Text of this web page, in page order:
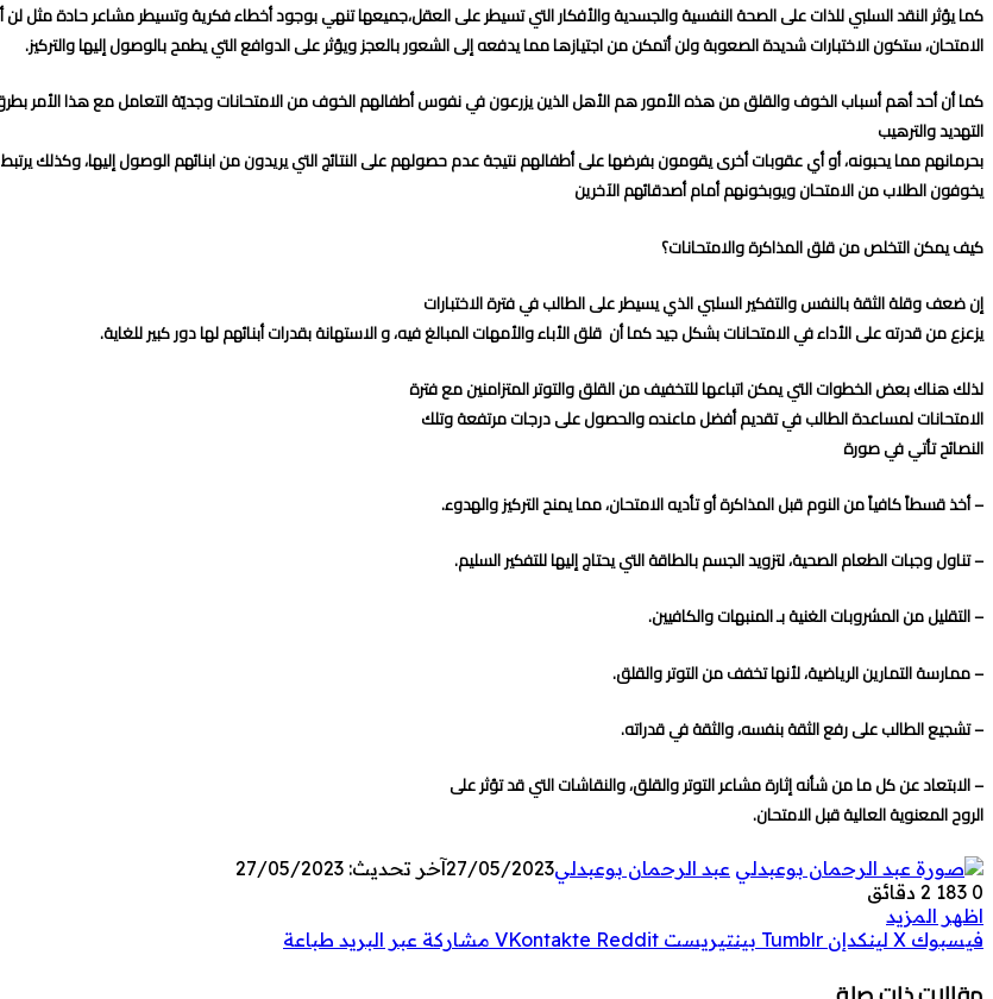
كما يؤثر النقد السلبي للذات على الصحة النفسية والجسدية والأفكار التي تسيطر على العقل،جميعها تنهي بوجود أخطاء فكرية وتسيطر مشاعر حادة مثل لن
الامتحان، ستكون الاختبارات شديدة الصعوبة ولن أتمكن من اجتيازها مما يدفعه إلى الشعور بالعجز ويؤثر على الدوافع التي يطمح بالوصول إليها والتركيز.
كما أن أحد أهم أسباب الخوف والقلق من هذه الأمور هم الأهل الذين يزرعون في نفوس أطفالهم الخوف من الامتحانات وجديّة التعامل مع هذا الأمر
التهديد والترهيب
بحرمانهم مما يحبونه، أو أي عقوبات أخرى يقومون بفرضها على أطفالهم نتيجة عدم حصولهم على النتائج التي يريدون من ابنائهم الوصول إليها، وكذلك يرتبط
يخوفون الطلاب من الامتحان ويوبخونهم أمام أصدقائهم الآخرين
كيف يمكن التخلص من قلق المذاكرة والامتحانات؟
إن ضعف وقلة الثقة بالنفس والتفكير السلبي الذي يسيطر على الطالب في فترة الاختبارات
يزعزع من قدرته على الأداء في الامتحانات بشكل جيد كما أن قلق الأباء والأمهات المبالغ فيه، و الاستهانة بقدرات أبنائهم لها دور كبير للغاية.
لذلك هناك بعض الخطوات التي يمكن اتباعها للتخفيف من القلق والتوتر المتزامنين مع فترة
الامتحانات لمساعدة الطالب في تقديم أفضل ماعنده والحصول على درجات مرتفعة وتلك
النصائح تأتي في صورة
– أخذ قسطاً كافياً من النوم قبل المذاكرة أو تأديه الامتحان، مما يمنح التركيز والهدوء.
– تناول وجبات الطعام الصحية، لتزويد الجسم بالطاقة التي يحتاج إليها للتفكير السليم.
– التقليل من المشروبات الغنية بـ المنبهات والكافيين.
– ممارسة التمارين الرياضية، لأنها تخفف من التوتر والقلق.
– تشجيع الطالب على رفع الثقة بنفسه، والثقة في قدراته.
– الابتعاد عن كل ما من شأنه إثارة مشاعر التوتر والقلق، والنقاشات التي قد تؤثر على
الروح المعنوية العالية قبل الامتحان.
عبد الرحمان بوعبدلي27/05/2023آخر تحديث: 27/05/2023
0
2 دقائق
اظهر المزيد
فيسبوك ‫X لينكدإن بينتيريست مشاركة عبر البريد طباعة